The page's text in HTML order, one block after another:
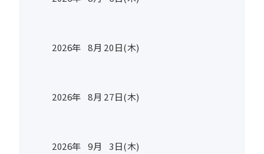
2026年 8月 20日(木)
2026年 8月 27日(木)
2026年 9月 3日(木)